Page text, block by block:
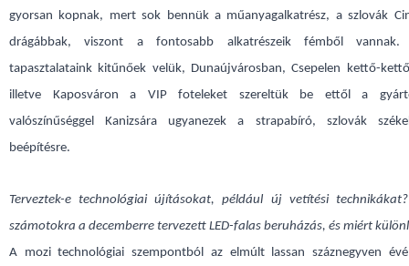
gyorsan kopnak, mert sok bennük a műanyagalkatrész, a szlovák
drágábbak, viszont a fontosabb alkatrészeik fémből
tapasztalataink kitűnőek velük, Dunaújvárosban, Csepelen kettő-
illetve Kaposváron a VIP foteleket szereltük be ettől a
valószínűséggel Kanizsára ugyanezek a strapabíró, szlovák
beépítésre.
Terveztek-e technológiai újításokat, például új vetítési
számotokra a decemberre tervezett LED-falas beruházás, és miért
A mozi technológiai szempontból az elmúlt lassan száznegyven